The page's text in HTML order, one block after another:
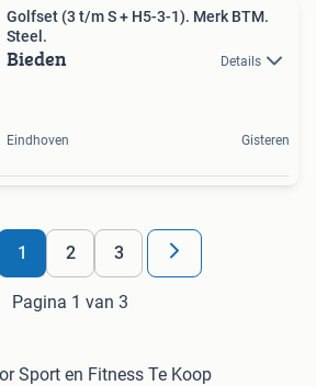
Golfset (3 t/m S + H5-3-1). Merk BTM.
Steel.
Bieden Details
Eindhoven Gisteren
1 2 3
Pagina 1 van 3
Sport en Fitness Te Koop